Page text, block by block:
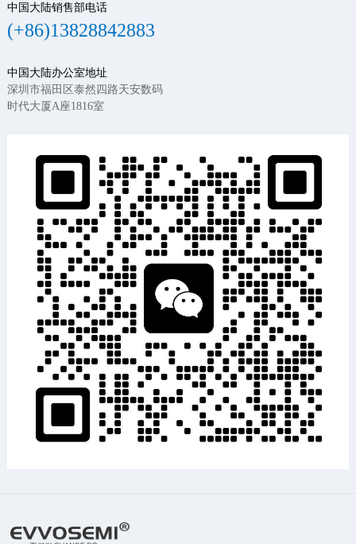
中国大陆销售部电话
(+86)13828842883
中国大陆办公室地址
深圳市福田区泰然四路天安数码
时代大厦A座1816室